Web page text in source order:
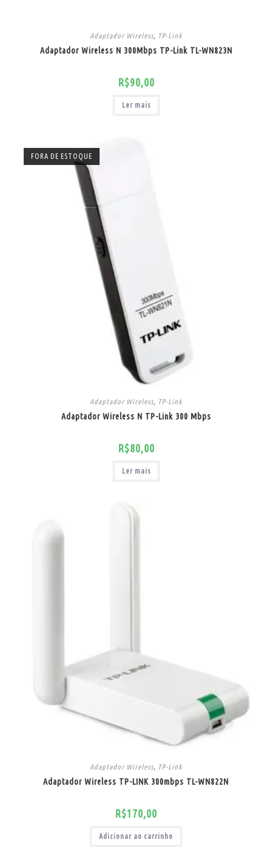
Adaptador Wireless, TP-Link
Adaptador Wireless N 300Mbps TP-Link TL-WN823N
R$90,00
Ler mais
FORA DE ESTOQUE
Adaptador Wireless TP-Link
Adaptador Wireless N TP-Link 300 Mbps
R$80,00
Ler mais
Adaptador Wireless, TP-Link
Adaptador Wireless TP-LINK 300mbps TL-WN822N
R$170,00
Adicionar ao carrinho